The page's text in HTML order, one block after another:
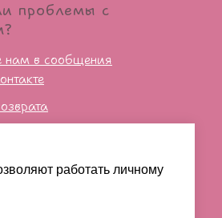
работать личному
проблемы с
нам в сообщения